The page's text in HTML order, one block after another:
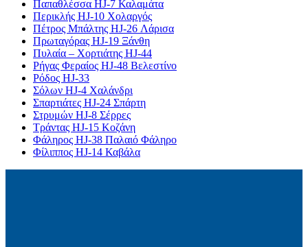
Παπαθλέσσα HJ-7 Καλαμάτα
Περικλής HJ-10 Χολαργός
Πέτρος Μπάλτης HJ-26 Λάρισα
Πρωταγόρας HJ-19 Ξάνθη
Πυλαία – Χορτιάτης HJ-44
Ρήγας Φεραίος HJ-48 Βελεστίνο
Ρόδος HJ-33
Σόλων HJ-4 Χαλάνδρι
Σπαρτιάτες HJ-24 Σπάρτη
Στρυμών HJ-8 Σέρρες
Τράντας HJ-15 Κοζάνη
Φάληρος HJ-38 Παλαιό Φάληρο
Φίλιππος HJ-14 Καβάλα